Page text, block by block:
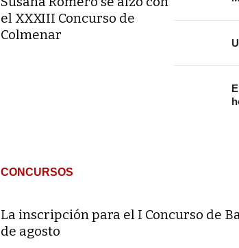
el XXXIII Concurso de
Colmenar
CONCURSOS
La inscripción para el I Concurso de
de agosto